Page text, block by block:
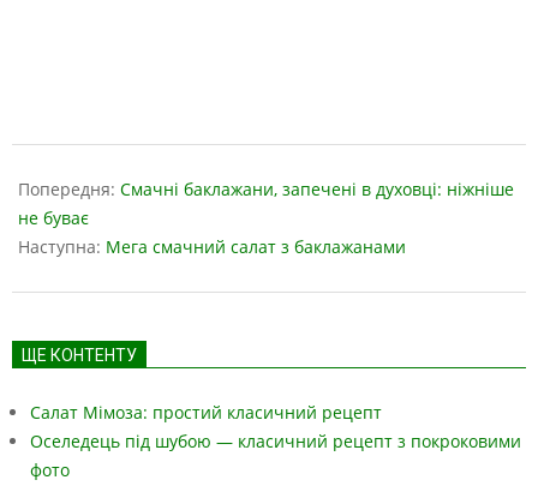
05-
17
Попередня: Смачні баклажани, запечені в духовці: ніжніше
не буває
Наступна: Мега смачний салат з баклажанами
ЩЕ КОНТЕНТУ
Салат Мімоза: простий класичний рецепт
Оселедець під шубою — класичний рецепт з покроковими
фото